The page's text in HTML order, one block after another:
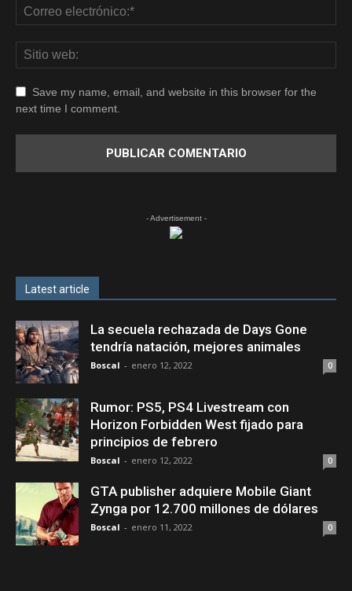
Save my name, email, and website in this browser for the
next time I comment.
- Advertisement -
Latest article
La secuela rechazada de Days Gone
tendría natación, mejores animales
Boscal - enero 12, 2022 0
Rumor: PS5, PS4 Livestream con
Horizon Forbidden West fijado para
principios de febrero
Boscal - enero 12, 2022 0
GTA publisher adquiere Mobile Giant
Zynga por 12.700 millones de dólares
Boscal - enero 11, 2022 0